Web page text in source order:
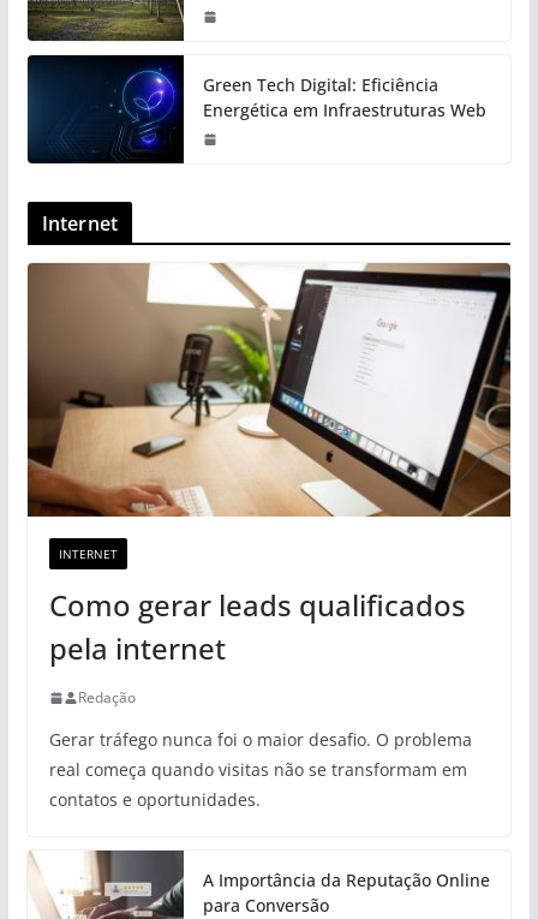
Green Tech Digital: Eficiência
Energética em Infraestruturas Web
Internet
INTERNET
Como gerar leads qualificados
pela internet
Redação
Gerar tráfego nunca foi o maior desafio. O problema
real começa quando visitas não se transformam em
contatos e oportunidades.
A Importância da Reputação Online
para Conversão